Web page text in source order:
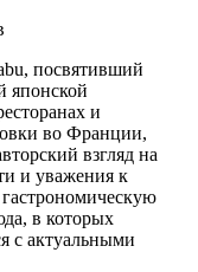
посвятивший
японской
и
во Франции,
взгляд на
и уважения к
в которых
с актуальными